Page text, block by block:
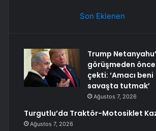
Son Eklenen
Trump
görüşmeden önce
çekti: ‘Amacı beni
savaşta tutmak’
Ağustos 7, 2026
Turgutlu’da Traktör-Motosiklet
Ağustos 7, 2026